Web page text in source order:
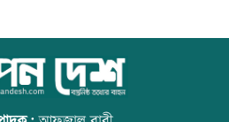
স্বর্ণ খাতকে আনুষ্ঠানিক কাঠামোয় আনছে
সরকার, মতামত চাইল মন্ত্রণালয়
আজ বিশ্ব বন্ধু দিবস